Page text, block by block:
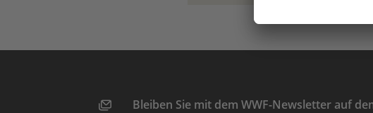
Bleiben Sie mit dem WWF-Newsletter auf